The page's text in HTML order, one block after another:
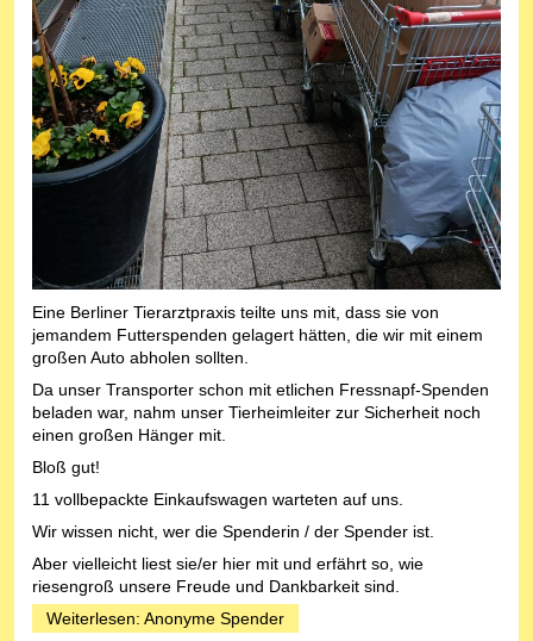
Eine Berliner Tierarztpraxis teilte uns mit, dass sie von
jemandem Futterspenden gelagert hätten, die wir mit einem
großen Auto abholen sollten.
Da unser Transporter schon mit etlichen Fressnapf-Spenden
beladen war, nahm unser Tierheimleiter zur Sicherheit noch
einen großen Hänger mit.
Bloß gut!
11 vollbepackte Einkaufswagen warteten auf uns.
Wir wissen nicht, wer die Spenderin / der Spender ist.
Aber vielleicht liest sie/er hier mit und erfährt so, wie
riesengroß unsere Freude und Dankbarkeit sind.
Weiterlesen: Anonyme Spender